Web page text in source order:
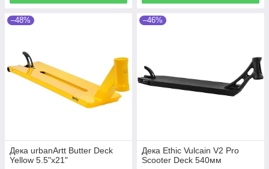
–48%
Дека urbanArtt Butter Deck
Yellow 5.5"x21"
–46%
Дека Ethic Vulcain V2 Pro
Scooter Deck 540мм